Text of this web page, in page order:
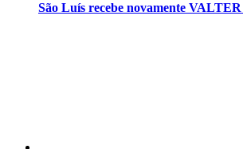
São Luís recebe novamente